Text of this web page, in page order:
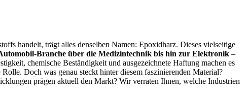
handelt, trägt alles denselben Namen: Epoxidharz. Dieses vielseitige
Branche über die Medizintechnik bis hin zur Elektronik –
chemische Beständigkeit und ausgezeichnete Haftung machen es
Doch was genau steckt hinter diesem faszinierenden Material?
prägen aktuell den Markt? Wir verraten Ihnen, welche Industrien